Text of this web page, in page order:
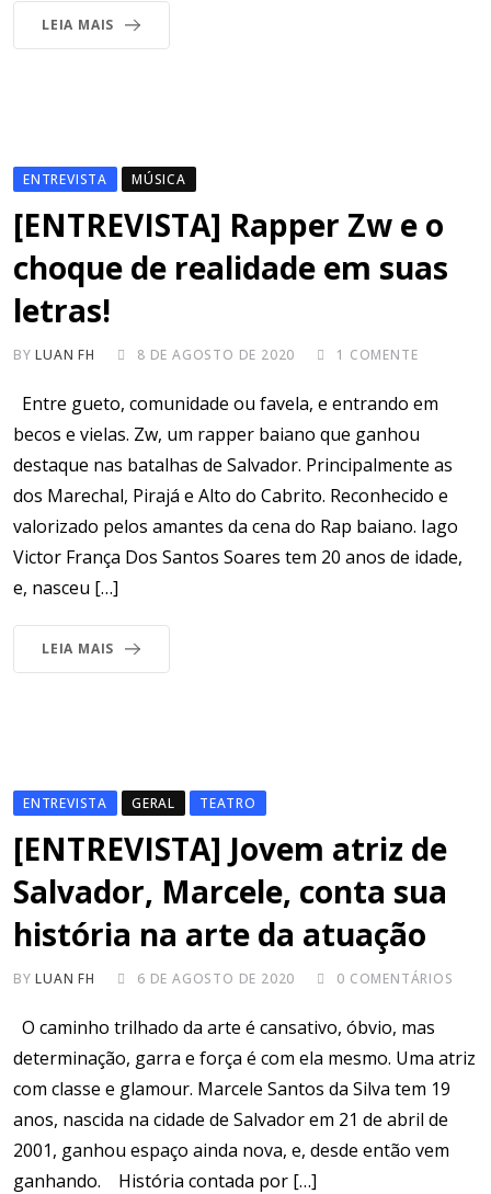
LEIA MAIS
ENTREVISTA MÚSICA
[ENTREVISTA] Rapper Zw e o
choque de realidade em suas
letras!
BYLUAN FH 8 DE AGOSTO DE 2020 1 COMENTE
Entre gueto, comunidade ou favela, e entrando em
becos e vielas. Zw, um rapper baiano que ganhou
destaque nas batalhas de Salvador. Principalmente as
dos Marechal, Pirajá e Alto do Cabrito. Reconhecido e
valorizado pelos amantes da cena do Rap baiano. Iago
Victor França Dos Santos Soares tem 20 anos de idade,
e, nasceu […]
LEIA MAIS
ENTREVISTA GERAL TEATRO
[ENTREVISTA] Jovem atriz de
Salvador, Marcele, conta sua
história na arte da atuação
BYLUAN FH 6 DE AGOSTO DE 2020 0 COMENTÁRIOS
O caminho trilhado da arte é cansativo, óbvio, mas
determinação, garra e força é com ela mesmo. Uma atriz
com classe e glamour. Marcele Santos da Silva tem 19
anos, nascida na cidade de Salvador em 21 de abril de
2001, ganhou espaço ainda nova, e, desde então vem
ganhando. História contada por […]